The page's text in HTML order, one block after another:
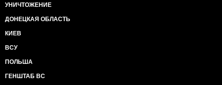
УНИЧТОЖЕНИЕ
ДОНЕЦКАЯ ОБЛАСТЬ
КИЕВ
ВСУ
ПОЛЬША
ГЕНШТАБ ВС